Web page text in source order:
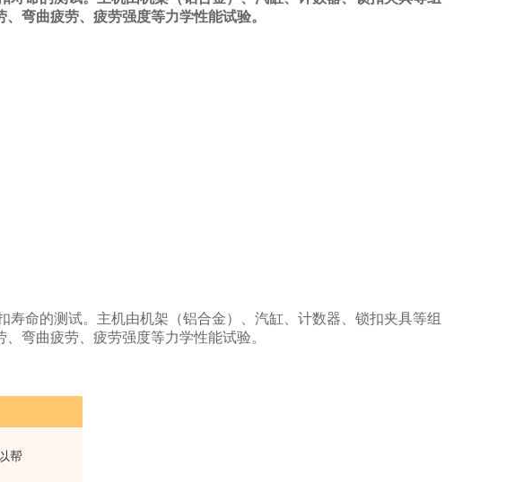
帮
弯曲疲劳、疲劳强度等力学性能试验。
命的测试。主机由机架（铝合金）、汽缸、计数器、锁扣夹具等组
弯曲疲劳、疲劳强度等力学性能试验。